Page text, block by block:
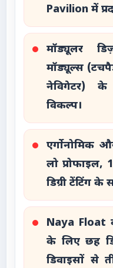
Pavilion में
मॉड्यूलर
मॉड्यूल्स
नेविगेटर)
विकल्प।
एर्गोनोमिक
लो प्रोफाइल,
डिग्री टेंटिंग
Naya Float
के लिए छह
डिवाइसों से